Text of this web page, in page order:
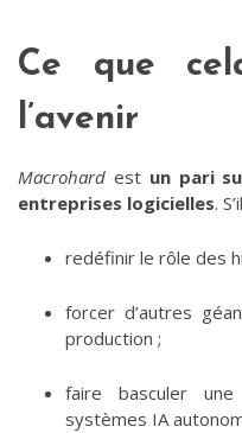
Ce que
l’avenir
Macrohard est un pari
entreprises logicielles.
redéfinir le rôle des
forcer d’autres
production ;
faire basculer
systèmes IA